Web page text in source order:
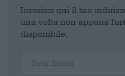
Inserisci qui il tuo
una volta non appena
disponibile.